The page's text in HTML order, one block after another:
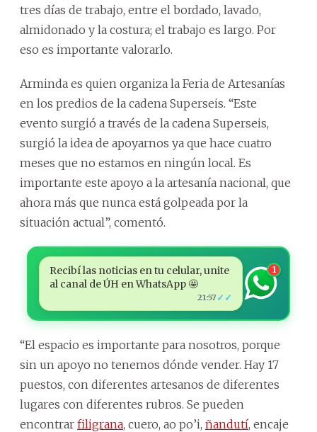
tres días de trabajo, entre el bordado, lavado,
almidonado y la costura; el trabajo es largo. Por
eso es importante valorarlo.
Arminda es quien organiza la Feria de Artesanías
en los predios de la cadena Superseis. “Este
evento surgió a través de la cadena Superseis,
surgió la idea de apoyarnos ya que hace cuatro
meses que no estamos en ningún local. Es
importante este apoyo a la artesanía nacional, que
ahora más que nunca está golpeada por la
situación actual”, comentó.
Recibí las noticias en tu celular, unite
al canal de ÚH en WhatsApp 🤩
21:57 ✓✓
1
“El espacio es importante para nosotros, porque
sin un apoyo no tenemos dónde vender. Hay 17
puestos, con diferentes artesanos de diferentes
lugares con diferentes rubros. Se pueden
encontrar filigrana, cuero, ao po’i, ñandutí, encaje